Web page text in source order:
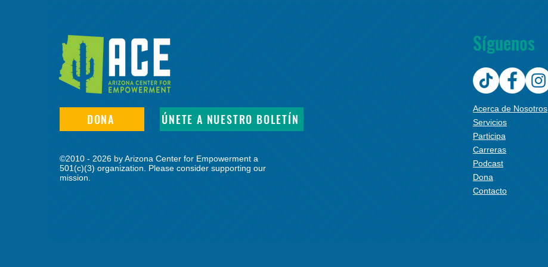
DONA ÚNETE A NUESTRO BOLETÍN
©2010 - 2026 by Arizona Center for Empowerment a
501(c)(3) organization. Please consider supporting our
mission.
Síguenos
Acerca de Nosotros
Servicios
Participa
Carreras
Podcast
Dona
Contacto